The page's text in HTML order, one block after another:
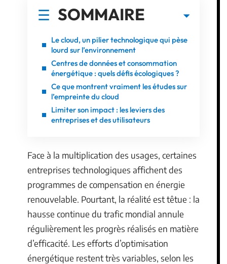
SOMMAIRE
Le cloud, un pilier technologique qui pèse
lourd sur l’environnement
Centres de données et consommation
énergétique : quels défis écologiques ?
Ce que montrent vraiment les études sur
l’empreinte du cloud
Limiter son impact : les leviers des
entreprises et des utilisateurs
Face à la multiplication des usages, certaines
entreprises technologiques affichent des
programmes de compensation en énergie
renouvelable. Pourtant, la réalité est têtue : la
hausse continue du trafic mondial annule
régulièrement les progrès réalisés en matière
d’efficacité. Les efforts d’optimisation
énergétique restent très variables, selon les